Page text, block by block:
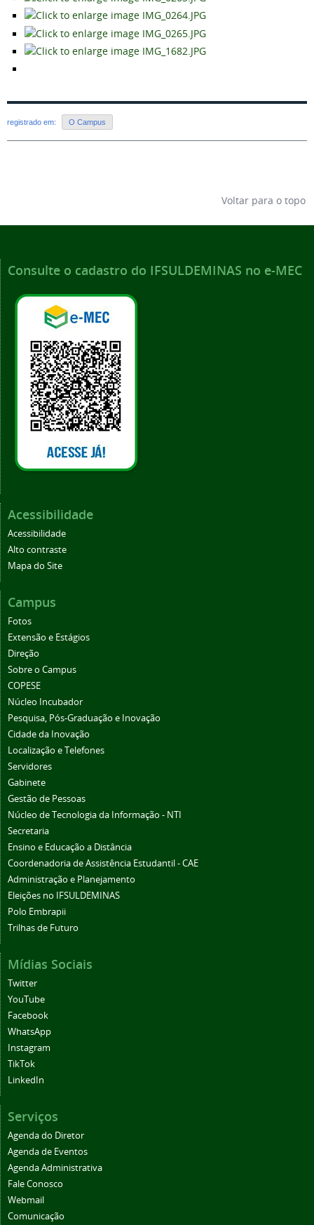
registrado em: O Campus
Voltar para o topo
Consulte o cadastro do IFSULDEMINAS no e-MEC
Acessibilidade
Acessibilidade
Alto contraste
Mapa do Site
Campus
Fotos
Extensão e Estágios
Direção
Sobre o Campus
COPESE
Núcleo Incubador
Pesquisa, Pós-Graduação e Inovação
Cidade da Inovação
Localização e Telefones
Servidores
Gabinete
Gestão de Pessoas
Núcleo de Tecnologia da Informação - NTI
Secretaria
Ensino e Educação a Distância
Coordenadoria de Assistência Estudantil - CAE
Administração e Planejamento
Eleições no IFSULDEMINAS
Polo Embrapii
Trilhas de Futuro
Mídias Sociais
Twitter
YouTube
Facebook
WhatsApp
Instagram
TikTok
LinkedIn
Serviços
Agenda do Diretor
Agenda de Eventos
Agenda Administrativa
Fale Conosco
Webmail
Comunicação